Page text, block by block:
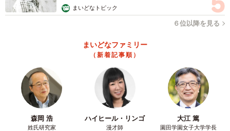
まいどなトピック
６位以降を見る
まいどなファミリー
（新着記事順）
森岡 浩
姓氏研究家
ハイヒール・リンゴ
漫才師
大江 篤
園田学園女子大学学長